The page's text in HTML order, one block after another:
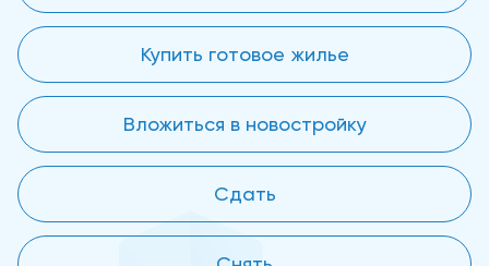
Купить готовое жилье
Вложиться в новостройку
Сдать